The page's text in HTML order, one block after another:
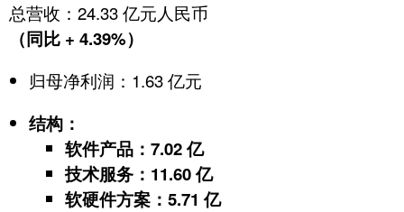
总营收：24.33 亿元人民币
（同比 + 4.39%）
归母净利润：1.63 亿元
结构：
软件产品：7.02 亿
技术服务：11.60 亿
软硬件方案：5.71 亿